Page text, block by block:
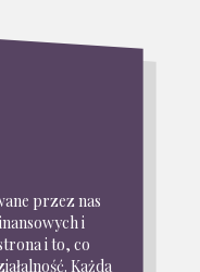
przez nas
i
i to, co
Każda